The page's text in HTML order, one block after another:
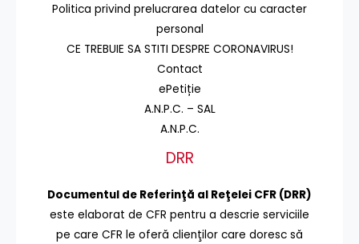
Politica privind prelucrarea datelor cu caracter
personal
CE TREBUIE SA STITI DESPRE CORONAVIRUS!
Contact
ePetiție
A.N.P.C. – SAL
A.N.P.C.
DRR
Documentul de Referinţă al Reţelei CFR (DRR)
este elaborat de CFR pentru a descrie serviciile
pe care CFR le oferă clienţilor care doresc să